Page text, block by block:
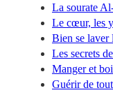
La sourate
Le cœur, les
Bien se laver
Les secrets
Manger et
Guérir de